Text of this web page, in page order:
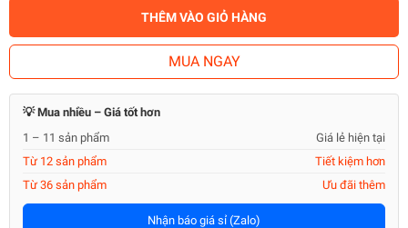
THÊM VÀO GIỎ HÀNG
MUA NGAY
💡 Mua nhiều – Giá tốt hơn
1 – 11 sản phẩm
Giá lẻ hiện tại
Từ 12 sản phẩm
Tiết kiệm hơn
Từ 36 sản phẩm
Ưu đãi thêm
Nhận báo giá sỉ (Zalo)